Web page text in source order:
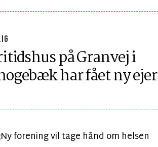
på Granvej i
har fået ny ejer